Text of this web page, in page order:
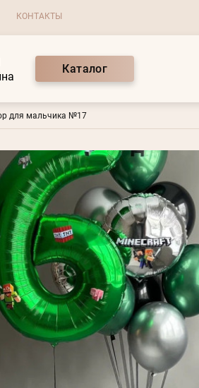
КОНТАКТЫ
Каталог
для мальчика №17